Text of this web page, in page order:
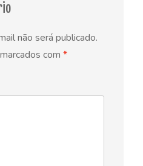
não será publicado.
com *